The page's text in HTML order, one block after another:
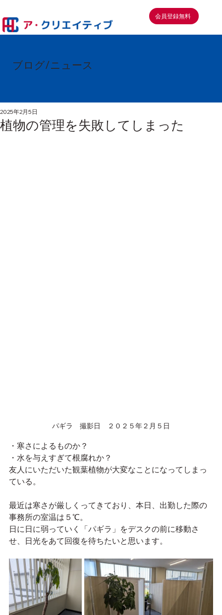
会員登録無料
ブログ/ニュース
植物の管理を失敗してしまった
2025年2月5日
パギラ　撮影日　２０２５年２月５日
・寒さによるものか？
・水を与えすぎて根腐れか？
友人にいただいた観葉植物が大変なことになってしまっ
ている。
最近は寒さが厳しくってきており、本日、出勤した際の
事務所の室温は５℃。
日に日に弱っていく「パギラ」をデスクの前に移動さ
せ、日光をあて回復を待ちたいと思います。